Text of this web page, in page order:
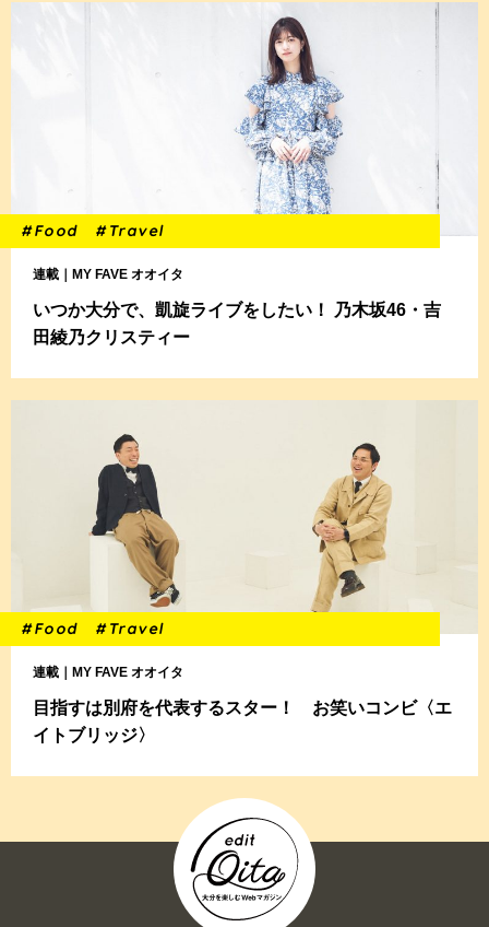
#Food #Travel
連載｜MY FAVE オオイタ
いつか大分で、凱旋ライブをしたい！ 乃木坂46・吉
田綾乃クリスティー
#Food #Travel
連載｜MY FAVE オオイタ
目指すは別府を代表するスター！ お笑いコンビ〈エ
イトブリッジ〉